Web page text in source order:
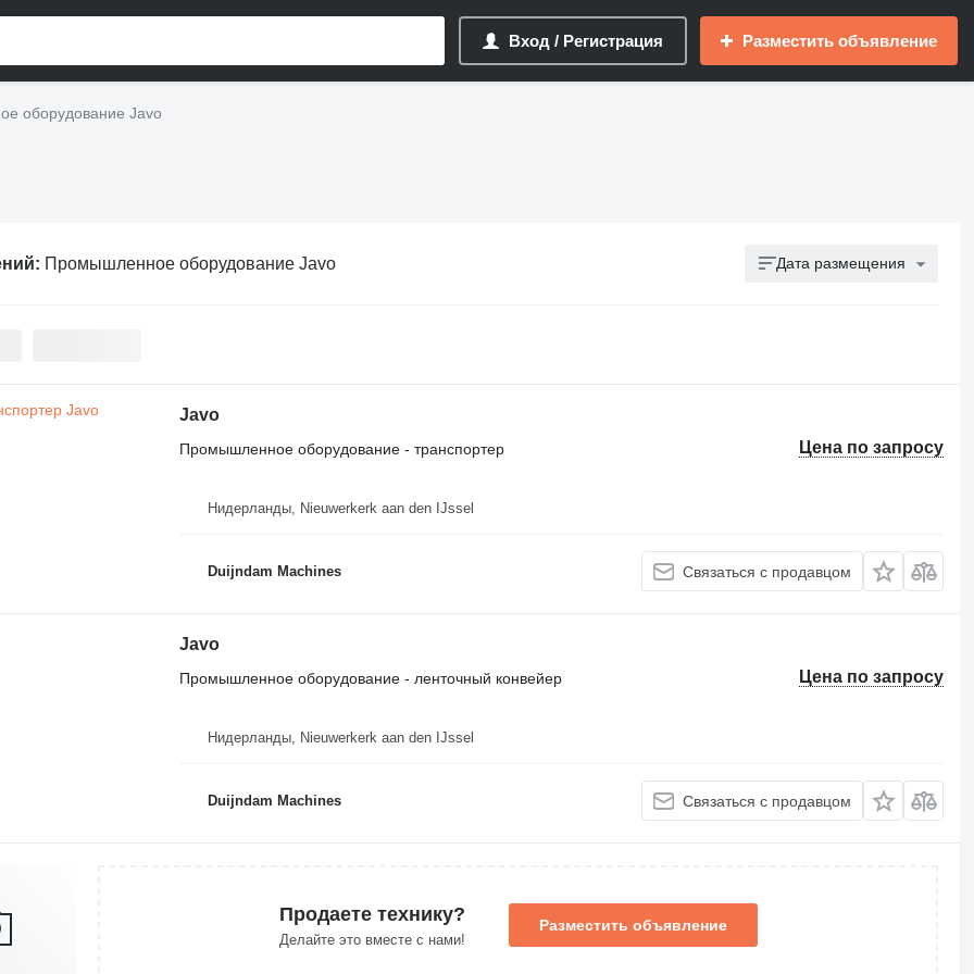
Вход / Регистрация Разместить объявление
оборудование Javo
Промышленное оборудование Javo Дата размещения
Javo
Цена по запросу
Промышленное оборудование - транспортер
Нидерланды, Nieuwerkerk aan den IJssel
Duijndam Machines Связаться с продавцом
Javo
Цена по запросу
Промышленное оборудование - ленточный конвейер
Нидерланды, Nieuwerkerk aan den IJssel
Duijndam Machines Связаться с продавцом
Продаете технику?
Делайте это вместе с нами!
Разместить объявление